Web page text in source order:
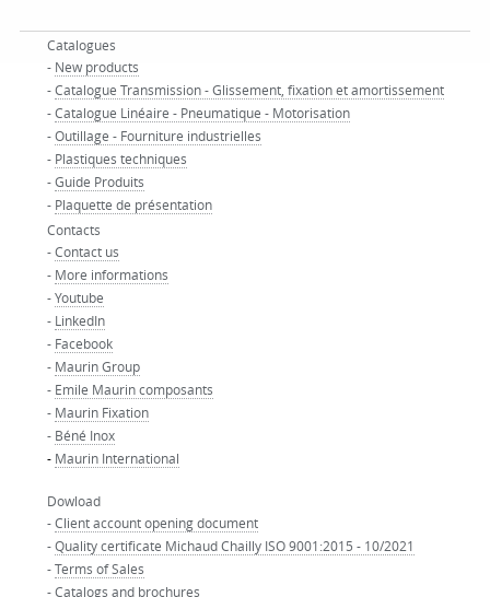
Catalogues
- New products
-Catalogue Transmission - Glissement, fixation et amortissement
-Catalogue Linéaire - Pneumatique - Motorisation
-Outillage - Fourniture industrielles
- Plastiques techniques
-Guide Produits
- Plaquette de présentation
Contacts
-Contact us
- More informations
-Youtube
- LinkedIn
- Facebook
- Maurin Group
- Emile Maurin composants
- Maurin Fixation
- Béné Inox
- Maurin International
Dowload
-Client account opening document
-Quality certificate Michaud Chailly ISO 9001:2015 - 10/2021
-Terms of Sales
-Catalogs and brochures